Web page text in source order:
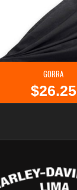
GORRA
$26.25